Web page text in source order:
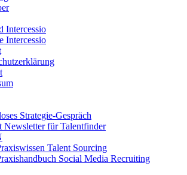
Intercessio
Intercessio
Strategie-Gespräch
Newsletter für Talentfinder
Talent Sourcing
Social Media Recruiting